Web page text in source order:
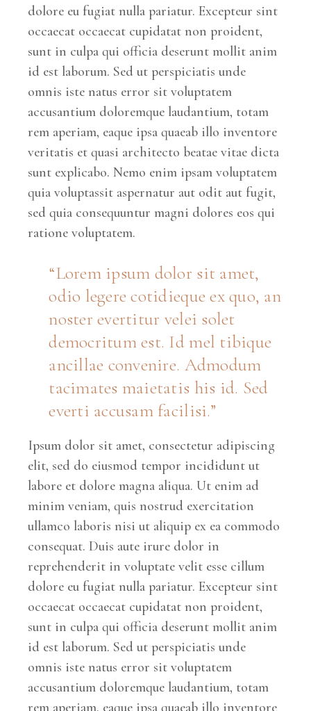
dolore eu fugiat nulla pariatur. Excepteur sint
occaecat occaecat cupidatat non proident,
sunt in culpa qui officia deserunt mollit anim
id est laborum. Sed ut perspiciatis unde
omnis iste natus error sit voluptatem
accusantium doloremque laudantium, totam
rem aperiam, eaque ipsa quaeab illo inventore
veritatis et quasi architecto beatae vitae dicta
sunt explicabo. Nemo enim ipsam voluptatem
quia voluptassit aspernatur aut odit aut fugit,
sed quia consequuntur magni dolores eos qui
ratione voluptatem.
Lorem ipsum dolor sit amet,
odio legere cotidieque ex quo, an
noster evertitur velei solet
democritum est. Id mel tibique
ancillae convenire. Admodum
tacimates maietatis his id. Sed
everti accusam facilisi.
Ipsum dolor sit amet, consectetur adipiscing
elit, sed do eiusmod tempor incididunt ut
labore et dolore magna aliqua. Ut enim ad
minim veniam, quis nostrud exercitation
ullamco laboris nisi ut aliquip ex ea commodo
consequat. Duis aute irure dolor in
reprehenderit in voluptate velit esse cillum
dolore eu fugiat nulla pariatur. Excepteur sint
occaecat occaecat cupidatat non proident,
sunt in culpa qui officia deserunt mollit anim
id est laborum. Sed ut perspiciatis unde
omnis iste natus error sit voluptatem
accusantium doloremque laudantium, totam
rem aperiam, eaque ipsa quaeab illo inventore